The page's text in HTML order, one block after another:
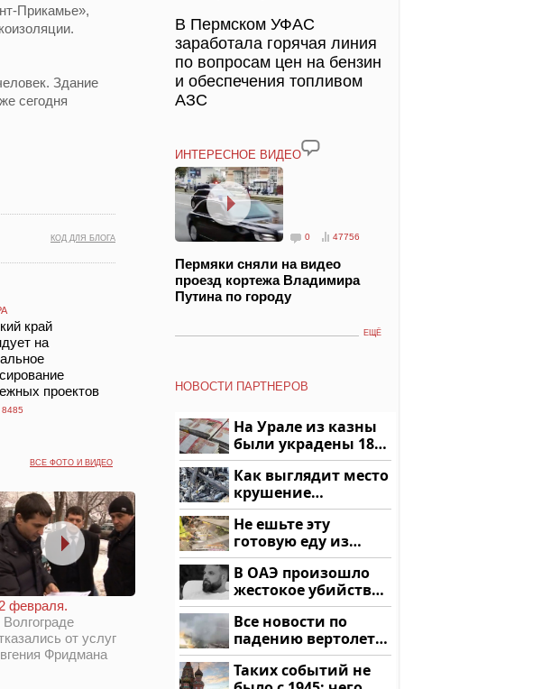
Прикамье»,
Здание
сегодня
КОД ДЛЯ БЛОГА
край
на
проектов
8485
ВСЕ ФОТО И ВИДЕО
февраля.
Волгограде
от услуг
Фридмана
В Пермском УФАС
заработала горячая линия
по вопросам цен на бензин
и обеспечения топливом
АЗС
ИНТЕРЕСНОЕ ВИДЕО
0 47756
Пермяки сняли на видео
проезд кортежа Владимира
Путина по городу
ЕЩЁ
НОВОСТИ ПАРТНЕРОВ
На Урале из казны
были украдены 18
миллионов рублей
Как выглядит место
крушение
вертолета на
Кавказе: смотреть
Не ешьте эту
готовую еду из
магазина: список
В ОАЭ произошло
жестокое убийство
криптомиллионера
Все новости по
падению вертолета
на Кавказе: читать
здесь
Таких событий не